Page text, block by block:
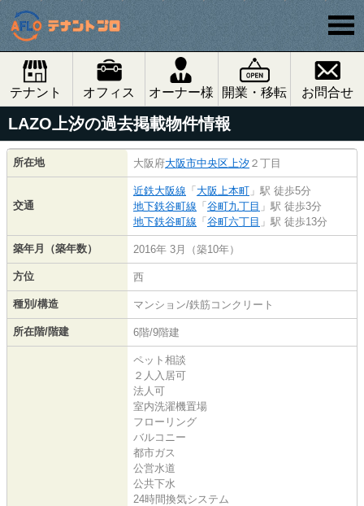
テナント オフィス オーナー様 開業・移転 お問合せ
LAZO上汐の過去掲載物件情報
所在地 大阪府大阪市中央区 上汐 ２丁目
交通
近鉄大阪線 「大阪上本町 」駅 徒歩5分
地下鉄谷町線 「谷町九丁目 」駅 徒歩3分
地下鉄谷町線 「谷町六丁目 」駅 徒歩13分
築年月（築年数） 2016年 3月（築10年）
方位 西
種別/構造 マンション/鉄筋コンクリート
所在階/階建 6階/9階建
ペット相談
２人入居可
法人可
室内洗濯機置場
フローリング
バルコニー
都市ガス
公営水道
公共下水
24時間換気システム